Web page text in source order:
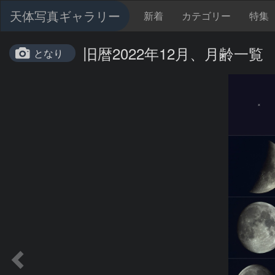
天体写真ギャラリー 新着 カテゴリー 特集
となり 旧暦2022年12月、月齢一覧